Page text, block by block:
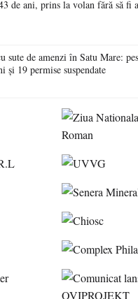
de ani, prins la volan fără să fi
sute de amenzi în Satu Mare:
și 19 permise suspendate